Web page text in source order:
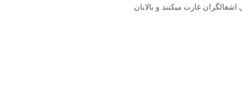
غارت میکنند و بالابان